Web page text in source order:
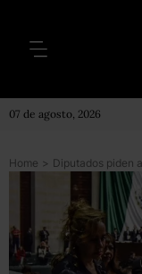
07 de agosto, 2026
Home >